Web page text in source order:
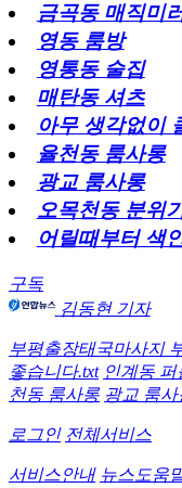
금곡동 매직미
영동 룸방
영통동 술집
매탄동 셔츠
아무 생각없이
율천동 룸사롱
광교 룸사롱
오목천동 분위
어릴때부터 색
구독
김동현 기자
부평출장태국마사지
좋습니다.txt 인계동 퍼
천동 룸사롱 광교 룸사
로그인 전체서비스
서비스안내 뉴스도움